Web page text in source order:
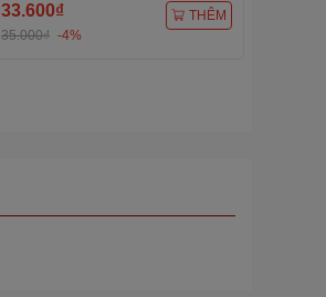
33.600₫
35.000₫ -4%
THÊM